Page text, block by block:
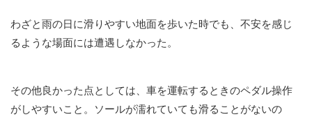
わざと雨の日に滑りやすい地面を歩いた時でも、不安を感じ
るような場面には遭遇しなかった。
その他良かった点としては、車を運転するときのペダル操作
がしやすいこと。ソールが濡れていても滑ることがないの